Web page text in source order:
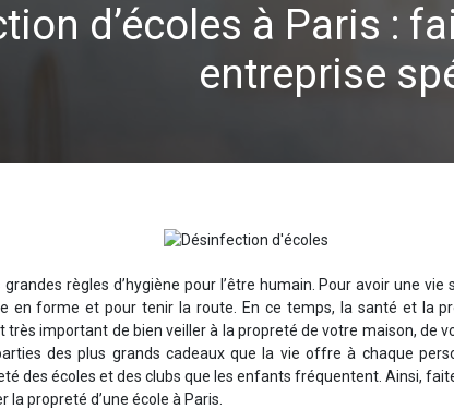
d’écoles à Paris :
entreprise
grandes règles d’hygiène pour l’être humain. Pour avoir une
en forme et pour tenir la route. En ce temps, la santé et la
très important de bien veiller à la propreté de votre maison, de
des plus grands cadeaux que la vie offre à chaque
des écoles et des clubs que les enfants fréquentent. Ainsi,
propreté d’une école à Paris.